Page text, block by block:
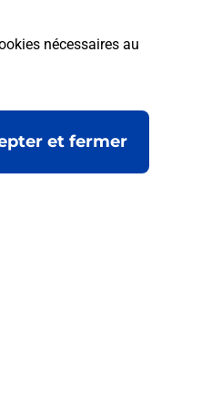
nécessaires au
et fermer